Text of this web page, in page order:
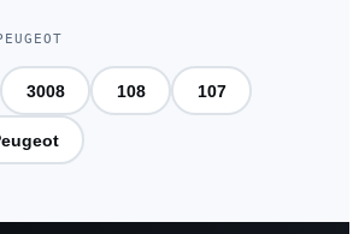
3008 108 107